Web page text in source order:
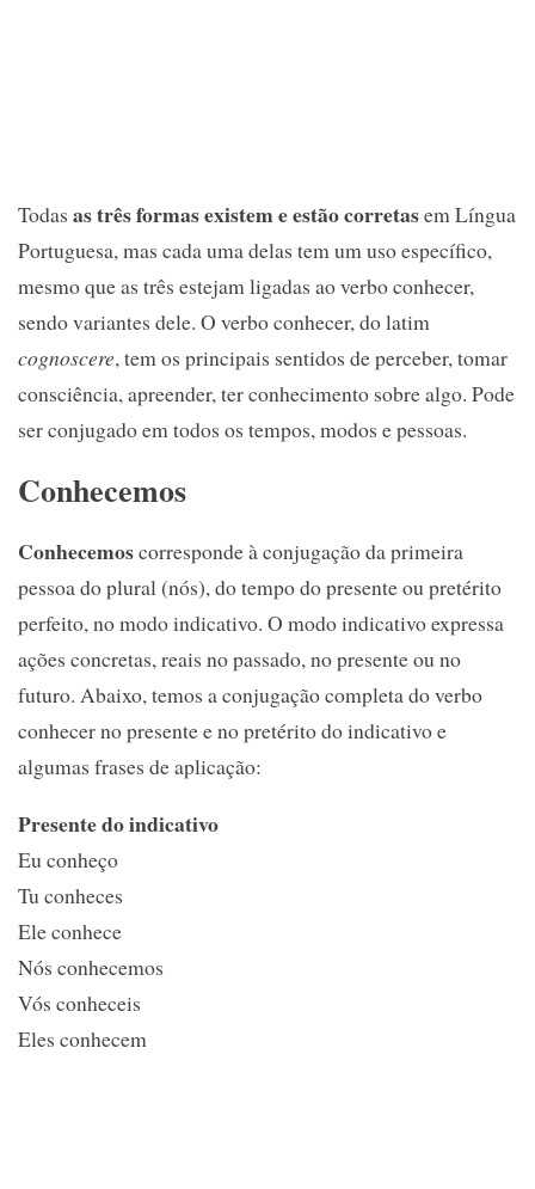
Todas as três formas existem e estão corretasem Língua
Portuguesa, mas cada uma delas tem um uso específico,
mesmo que as três estejam ligadas ao verbo conhecer,
sendo variantes dele. O verbo conhecer, do latim
cognoscere, tem os principais sentidos de perceber, tomar
consciência, apreender, ter conhecimento sobre algo. Pode
ser conjugado em todos os tempos, modos e pessoas.
Conhecemos
Conhecemoscorresponde à conjugação da primeira
pessoa do plural (nós), do tempo do presente ou pretérito
perfeito, no modo indicativo. O modo indicativo expressa
ações concretas, reais no passado, no presente ou no
futuro. Abaixo, temos a conjugação completa do verbo
conhecer no presente e no pretérito do indicativo e
algumas frases de aplicação:
Presente do indicativo
Eu conheço
Tu conheces
Ele conhece
Nós conhecemos
Vós conheceis
Eles conhecem